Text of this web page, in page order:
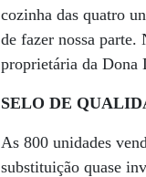
cozinha das quatro
de fazer nossa
proprietária da Dona
SELO DE
As 800 unidades
substituição quase